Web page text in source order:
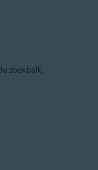
zoekbalk.